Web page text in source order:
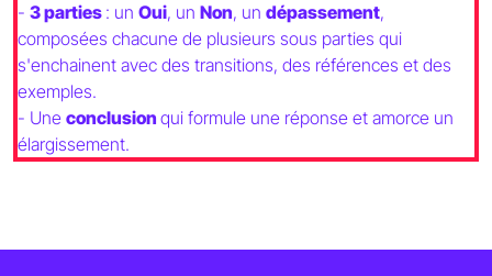
- 3 parties : un Oui, un Non, un dépassement,
composées chacune de plusieurs sous parties qui
s'enchainent avec des transitions, des références et des
exemples.
- Une conclusion qui formule une réponse et amorce un
élargissement.